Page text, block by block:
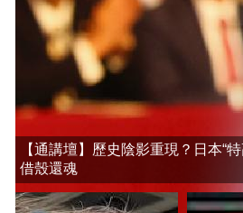
【通講壇】歷史陰影重現？日本“
借殼還魂